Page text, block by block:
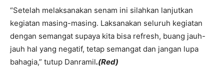
“Setelah melaksanakan senam ini silahkan lanjutkan
kegiatan masing-masing. Laksanakan seluruh kegiatan
dengan semangat supaya kita bisa refresh, buang jauh-
jauh hal yang negatif, tetap semangat dan jangan lupa
bahagia,” tutup Danramil.(Red)